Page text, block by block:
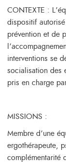
CONTEXTE :
dispositif
prévention et de
interventions se
socialisation des
pris en charge par
MISSIONS :
Membre d’une
ergothérapeute,
complémentarité